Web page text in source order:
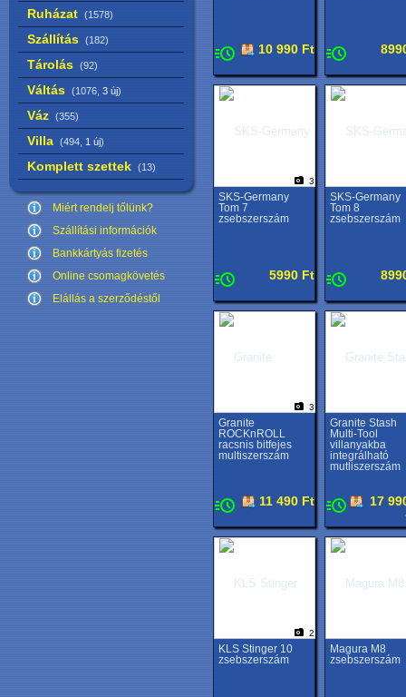
Ruházat (1578)
Szállítás (182)
Tárolás (92)
Váltás (1076, 3 új)
Váz (355)
Villa (494, 1 új)
Komplett szettek (13)
Miért rendelj tőlünk?
Szállítási információk
Bankkártyás fizetés
Online csomagkövetés
Elállás a szerződéstől
10 990 Ft
3
SKS-Germany
Tom 7
zsebszerszám
5990 Ft
SKS-Germany
Tom 8
zsebszerszám
3
Granite
ROCKnROLL
racsnis bitfejes
multiszerszám
11 490 Ft
Granite Stash
Multi-Tool
villanyakba
integrálható
mutliszerszám
17
2
KLS Stinger 10
zsebszerszám
Magura M8
zsebszerszám